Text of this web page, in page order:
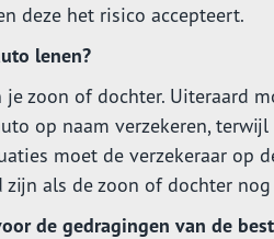
deze het risico accepteert.
lenen?
zoon of dochter. Uiteraard
op naam verzekeren,
moet de verzekeraar op
als de zoon of dochter
de gedragingen van de